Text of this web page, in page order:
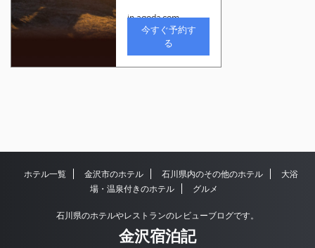
ホテル一覧 金沢市のホテル 石川県内のその他のホテル
大浴
場・温泉付きのホテル
グルメ
石川県のホテルやレストランのレビューブログです。
金沢宿泊記